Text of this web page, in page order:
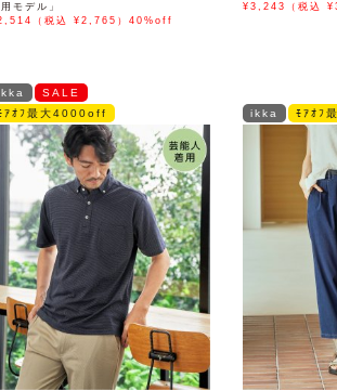
モデル」
（税込 ¥2,765）40%off
¥3,243（税込
SALE
ｱｵﾌ最大4000off
ikka ﾓｱｵﾌ